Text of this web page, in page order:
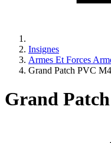
Insignes
Armes Et Forces
Grand Patch PVC
Grand